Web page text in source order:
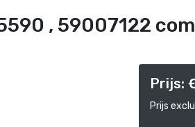
, 59007122
Prijs:
Prijs